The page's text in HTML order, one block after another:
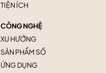
TIỆN ÍCH
CÔNG NGHỆ
XU HƯỚNG
SẢN PHẨM SỐ
ỨNG DỤNG